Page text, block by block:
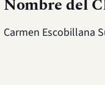
Nombre del
Carmen Escobillana